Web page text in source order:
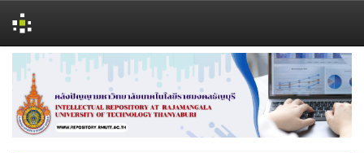
navigation